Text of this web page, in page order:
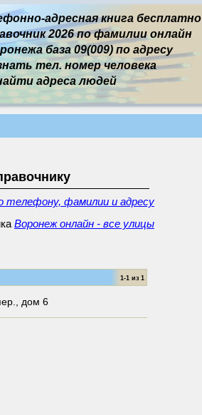
адресная книга бесплатно
2026 по фамилии онлайн
база 09(009) по адресу
тел. номер человека
адреса людей
телефону, фамилии и адресу
Воронеж онлайн - все улицы
1-1 из 1
дом 6